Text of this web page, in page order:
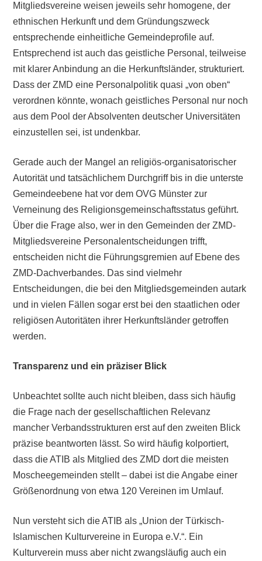
Mitgliedsvereine weisen jeweils sehr homogene, der
ethnischen Herkunft und dem Gründungszweck
entsprechende einheitliche Gemeindeprofile auf.
Entsprechend ist auch das geistliche Personal, teilweise
mit klarer Anbindung an die Herkunftsländer, strukturiert.
Dass der ZMD eine Personalpolitik quasi „von oben“
verordnen könnte, wonach geistliches Personal nur noch
aus dem Pool der Absolventen deutscher Universitäten
einzustellen sei, ist undenkbar.
Gerade auch der Mangel an religiös-organisatorischer
Autorität und tatsächlichem Durchgriff bis in die unterste
Gemeindeebene hat vor dem OVG Münster zur
Verneinung des Religionsgemeinschaftsstatus geführt.
Über die Frage also, wer in den Gemeinden der ZMD-
Mitgliedsvereine Personalentscheidungen trifft,
entscheiden nicht die Führungsgremien auf Ebene des
ZMD-Dachverbandes. Das sind vielmehr
Entscheidungen, die bei den Mitgliedsgemeinden autark
und in vielen Fällen sogar erst bei den staatlichen oder
religiösen Autoritäten ihrer Herkunftsländer getroffen
werden.
Transparenz und ein präziser Blick
Unbeachtet sollte auch nicht bleiben, dass sich häufig
die Frage nach der gesellschaftlichen Relevanz
mancher Verbandsstrukturen erst auf den zweiten Blick
präzise beantworten lässt. So wird häufig kolportiert,
dass die ATIB als Mitglied des ZMD dort die meisten
Moscheegemeinden stellt – dabei ist die Angabe einer
Größenordnung von etwa 120 Vereinen im Umlauf.
Nun versteht sich die ATIB als „Union der Türkisch-
Islamischen Kulturvereine in Europa e.V.“. Ein
Kulturverein muss aber nicht zwangsläufig auch ein